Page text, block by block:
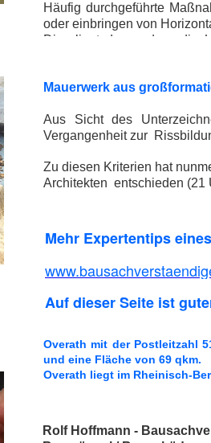
Häufig durchgeführte
oder einbringen von
Dies liegt daran, dass die
Mauerwerk aus
Aus Sicht des
Vergangenheit zur
Zu diesen Kriterien hat
Architekten entschieden (21
Overath mit der Postleitzahl
und eine Fläche von 69 qkm.
Overath liegt im Rheinisch-
Mehr Expertentips
Auf dieser Seite ist
Rolf Hoffmann -